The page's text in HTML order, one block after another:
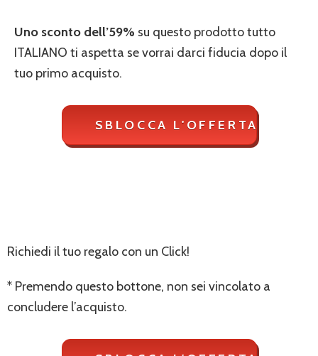
Uno sconto dell’59% su questo prodotto tutto
ITALIANO ti aspetta se vorrai darci fiducia dopo il
tuo primo acquisto.
Richiedi il tuo regalo con un Click!
* Premendo questo bottone, non sei vincolato a
concludere l’acquisto.